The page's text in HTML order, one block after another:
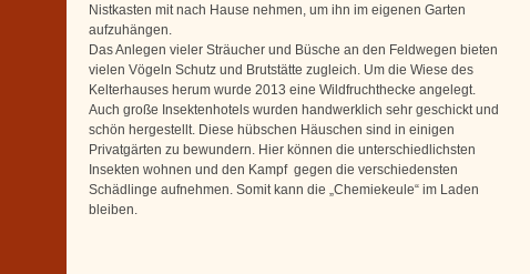
Nistkasten mit nach Hause nehmen, um ihn im eigenen Garten
aufzuhängen.
Das Anlegen vieler Sträucher und Büsche an den Feldwegen bieten
vielen Vögeln Schutz und Brutstätte zugleich. Um die Wiese des
Kelterhauses herum wurde 2013 eine Wildfruchthecke angelegt.
Auch große Insektenhotels wurden handwerklich sehr geschickt und
schön hergestellt. Diese hübschen Häuschen sind in einigen
Privatgärten zu bewundern. Hier können die unterschiedlichsten
Insekten wohnen und den Kampf gegen die verschiedensten
Schädlinge aufnehmen. Somit kann die „Chemiekeule“ im Laden
bleiben.